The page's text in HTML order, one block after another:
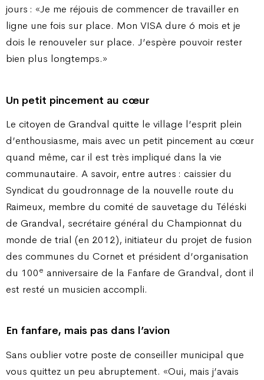
jours : «Je me réjouis de commencer de travailler en
ligne une fois sur place. Mon VISA dure 6 mois et je
dois le renouveler sur place. J’espère pouvoir rester
bien plus longtemps.»
Un petit pincement au cœur
Le citoyen de Grandval quitte le village l’esprit plein
d’enthousiasme, mais avec un petit pincement au cœur
quand même, car il est très impliqué dans la vie
communautaire. A savoir, entre autres : caissier du
Syndicat du goudronnage de la nouvelle route du
Raimeux, membre du comité de sauvetage du Téléski
de Grandval, secrétaire général du Championnat du
monde de trial (en 2012), initiateur du projet de fusion
des communes du Cornet et président d’organisation
du 100e anniversaire de la Fanfare de Grandval, dont il
est resté un musicien accompli.
En fanfare, mais pas dans l’avion
Sans oublier votre poste de conseiller municipal que
vous quittez un peu abruptement. «Oui, mais j’avais